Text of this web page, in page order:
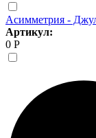
Асимметрия -
Артикул:
0 Р